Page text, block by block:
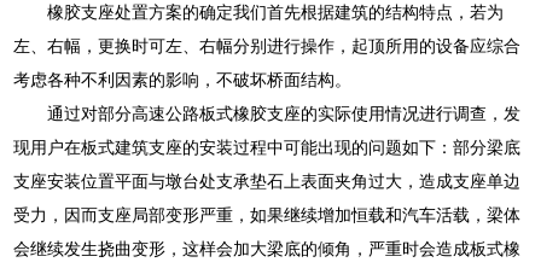
橡胶支座处置方案的确定我们首先根据建筑的结构特点，若为
左、右幅，更换时可左、右幅分别进行操作，起顶所用的设备应综合
考虑各种不利因素的影响，不破坏桥面结构。
通过对部分高速公路板式橡胶支座的实际使用情况进行调查，发
现用户在板式建筑支座的安装过程中可能出现的问题如下：部分梁底
支座安装位置平面与墩台处支承垫石上表面夹角过大，造成支座单边
受力，因而支座局部变形严重，如果继续增加恒载和汽车活载，梁体
会继续发生挠曲变形，这样会加大梁底的倾角，严重时会造成板式橡